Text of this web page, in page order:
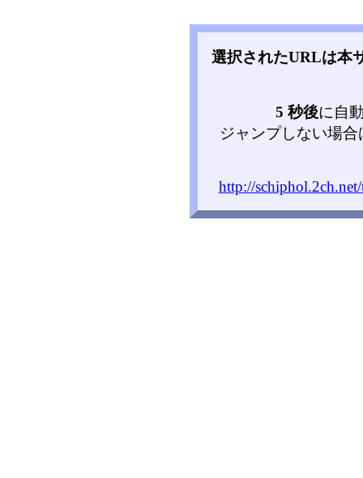
選択されたURLは本
5 秒後に自
ジャンプしない場
http://